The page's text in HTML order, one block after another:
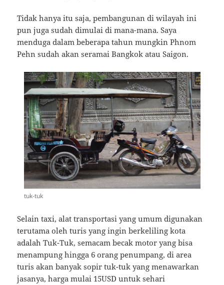
Tidak hanya itu saja, pembangunan di wilayah ini
pun juga sudah dimulai di mana-mana. Saya
menduga dalam beberapa tahun mungkin Phnom
Pehn sudah akan seramai Bangkok atau Saigon.
tuk-tuk
Selain taxi, alat transportasi yang umum digunakan
terutama oleh turis yang ingin berkeliling kota
adalah Tuk-Tuk, semacam becak motor yang bisa
menampung hingga 6 orang penumpang, di area
turis akan banyak sopir tuk-tuk yang menawarkan
jasanya, harga mulai 15USD untuk sehari